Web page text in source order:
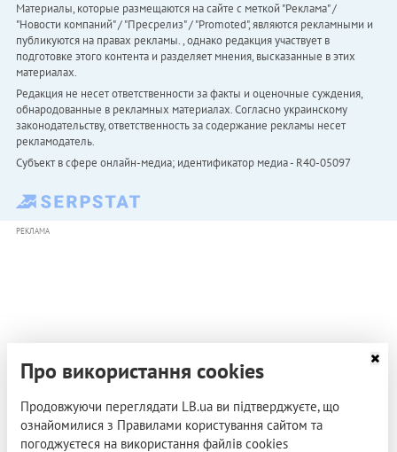
Материалы, которые размещаются на сайте с меткой "Реклама" /
"Новости компаний" / "Пресрелиз" / "Promoted", являются рекламными и
публикуются на правах рекламы. , однако редакция участвует в
подготовке этого контента и разделяет мнения, высказанные в этих
материалах.
Редакция не несет ответственности за факты и оценочные суждения,
обнародованные в рекламных материалах. Согласно украинскому
законодательству, ответственность за содержание рекламы несет
рекламодатель.
Субъект в сфере онлайн-медиа; идентификатор медиа - R40-05097
РЕКЛАМА
Про використання cookies
Продовжуючи переглядати LB.ua ви підтверджуєте, що
ознайомилися з Правилами користування сайтом та
погоджуєтеся на використання файлів cookies